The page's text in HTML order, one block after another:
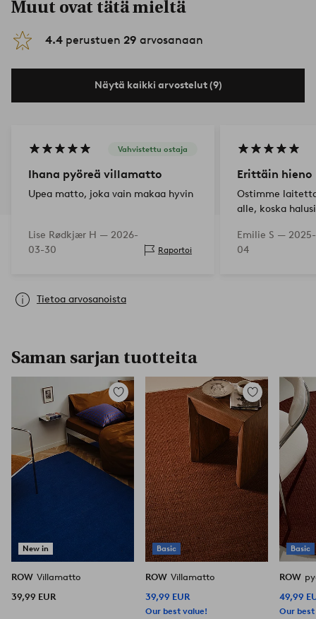
Muut ovat tätä mieltä
4.4 perustuen 29 arvosanaan
Näytä kaikki arvostelut (9)
Vahvistettu ostaja
Ihana pyöreä villamatto
Upea matto, joka vain makaa hyvin
Lise Rødkjær H — 2026-
03-30
Raportoi
Erittäin hieno
Ostimme
alle, koska
Emilie S —
04
Tietoa arvosanoista
Saman sarjan tuotteita
New in
Lisää
suosikkeihin
ROW Villamatto
39,99 EUR
Basic
Lisää
suosikkeihin
ROW Villamatto
39,99 EUR
Our best value!
Basic
ROW
49,99
Our